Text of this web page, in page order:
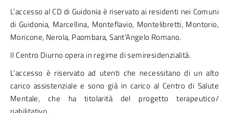
L’accesso al CD di Guidonia è riservato ai residenti nei Comuni
di Guidonia, Marcellina, Monteflavio, Montelibretti, Montorio,
Moricone, Nerola, Paombara, Sant’Angelo Romano.
Il Centro Diurno opera in regime di semiresidenzialità.
L’accesso è riservato ad utenti che necessitano di un alto
carico assistenziale e sono già in carico al Centro di Salute
Mentale, che ha titolarità del progetto terapeutico/